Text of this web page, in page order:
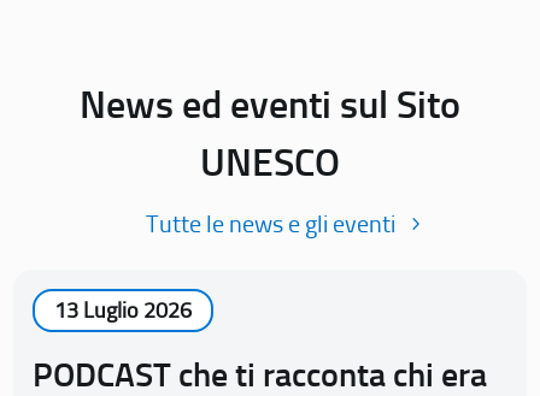
News ed eventi sul Sito
UNESCO
Tutte le news e gli eventi
13 Luglio 2026
PODCAST che ti racconta chi era